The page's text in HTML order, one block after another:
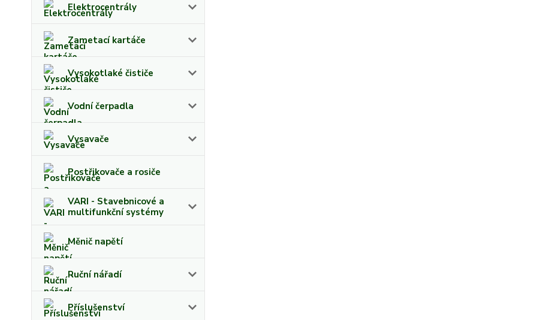
Elektrocentrály
Zametací kartáče
Vysokotlaké čističe
Vodní čerpadla
Vysavače
Postřikovače a rosiče
VARI - Stavebnicové a
multifunkční systémy
Měnič napětí
Ruční nářadí
Příslušenství